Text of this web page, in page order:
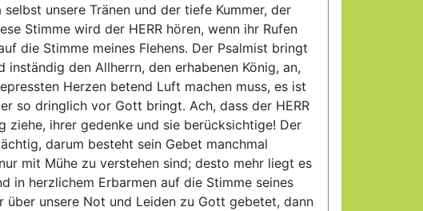
unsere Tränen und der tiefe Kummer, der
Stimme wird der HERR hören, wenn ihr Rufen
die Stimme meines Flehens. Der Psalmist bringt
den Allherrn, den erhabenen König, an,
Herzen betend Luft machen muss, es ist
so dringlich vor Gott bringt. Ach, dass der HERR
ziehe, ihrer gedenke und sie berücksichtige! Der
darum besteht sein Gebet manchmal
mit Mühe zu verstehen sind; desto mehr liegt es
in herzlichem Erbarmen auf die Stimme seines
über unsere Not und Leiden zu Gott gebetet, dann